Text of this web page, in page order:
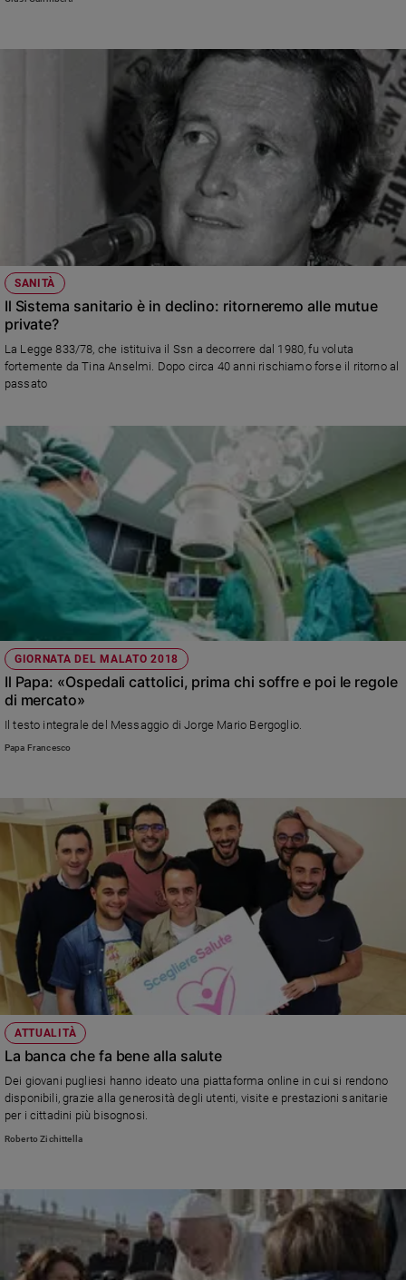
SANITÀ
Il Sistema sanitario è in declino: ritorneremo alle mutue
private?
La Legge 833/78, che istituiva il Ssn a decorrere dal 1980, fu voluta
fortemente da Tina Anselmi. Dopo circa 40 anni rischiamo forse il ritorno al
passato
GIORNATA DEL MALATO 2018
Il Papa: «Ospedali cattolici, prima chi soffre e poi le regole
di mercato»
Il testo integrale del Messaggio di Jorge Mario Bergoglio.
Papa Francesco
ATTUALITÀ
La banca che fa bene alla salute
Dei giovani pugliesi hanno ideato una piattaforma online in cui si rendono
disponibili, grazie alla generosità degli utenti, visite e prestazioni sanitarie
per i cittadini più bisognosi.
Roberto Zichittella